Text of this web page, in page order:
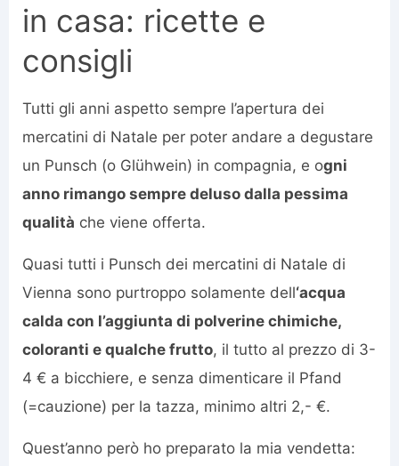
in casa: ricette e
consigli
Tutti gli anni aspetto sempre l’apertura dei
mercatini di Natale per poter andare a degustare
un Punsch (o Glühwein) in compagnia, e ogni
anno rimango sempre deluso dalla pessima
qualità che viene offerta.
Quasi tutti i Punsch dei mercatini di Natale di
Vienna sono purtroppo solamente dell‘acqua
calda con l’aggiunta di polverine chimiche,
coloranti e qualche frutto, il tutto al prezzo di 3-
4 € a bicchiere, e senza dimenticare il Pfand
(=cauzione) per la tazza, minimo altri 2,- €.
Quest’anno però ho preparato la mia vendetta: